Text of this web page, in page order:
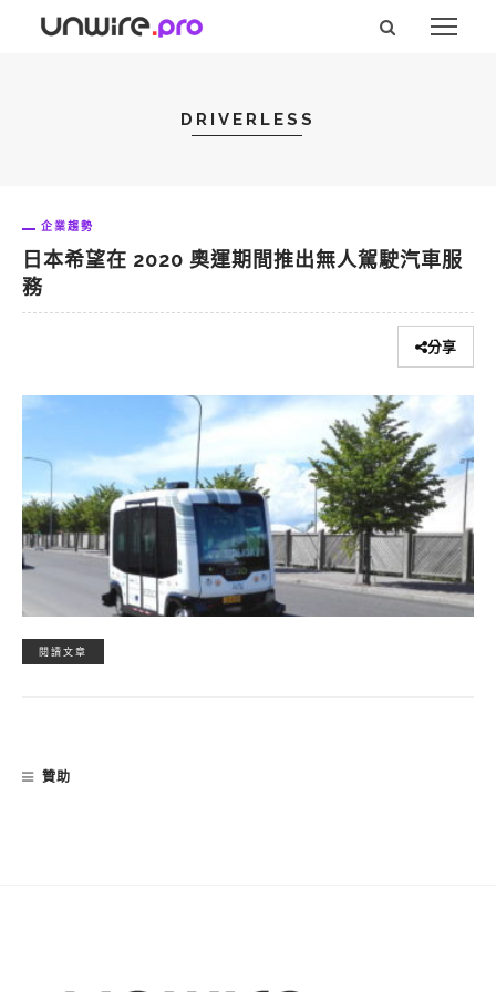
DRIVERLESS
企業趨勢
日本希望在 2020 奧運期間推出無人駕駛汽車服
務
分享
閱讀文章
贊助